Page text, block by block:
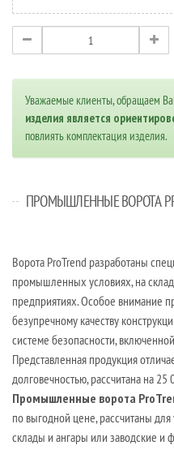
Уважаемые клиенты, обращаем
изделия является
повлиять комплектация изделия.
ПРОМЫШЛЕННЫЕ ВОРОТА
Ворота ProTrend разработаны
промышленных условиях, на
предприятиях. Особое внимание
безупречному качеству
системе безопасности,
Представленная продукция
долговечностью, рассчитана на
Промышленные ворота
по выгодной цене, рассчитаны
склады и ангары или заводские